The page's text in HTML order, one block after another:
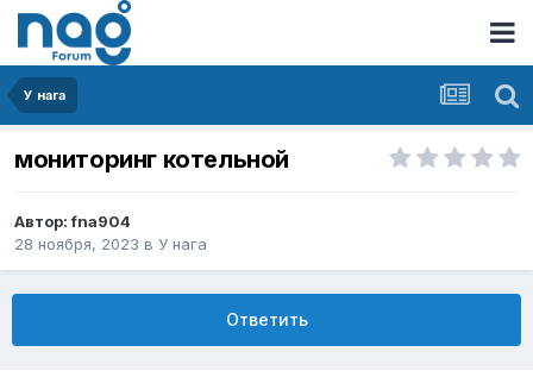
У нага
мониторинг котельной
Автор:fna904
28 ноября, 2023 в У нага
Ответить